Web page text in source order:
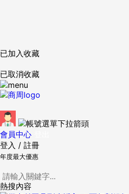
已加入收藏
已取消收藏
會員中心
登入 / 註冊
年度最大優惠
熱搜內容